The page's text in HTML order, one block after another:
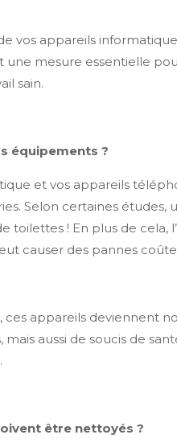
vos appareils
une mesure essentielle
sain.
équipements ?
et vos appareils
Selon certaines
toilettes ! En plus de
causer des pannes
ces appareils deviennent
aussi de soucis de
être nettoyés ?